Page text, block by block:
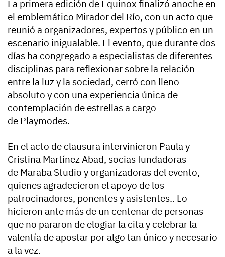
La primera edición de Equinox finalizó anoche en
el emblemático Mirador del Río, con un acto que
reunió a organizadores, expertos y público en un
escenario inigualable. El evento, que durante dos
días ha congregado a especialistas de diferentes
disciplinas para reflexionar sobre la relación
entre la luz y la sociedad, cerró con lleno
absoluto y con una experiencia única de
contemplación de estrellas a cargo
de Playmodes.
En el acto de clausura intervinieron Paula y
Cristina Martínez Abad, socias fundadoras
de Maraba Studio y organizadoras del evento,
quienes agradecieron el apoyo de los
patrocinadores, ponentes y asistentes.. Lo
hicieron ante más de un centenar de personas
que no pararon de elogiar la cita y celebrar la
valentía de apostar por algo tan único y necesario
a la vez.